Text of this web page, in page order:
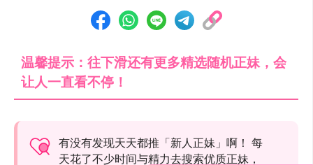
温馨提示：往下滑还有更多精选随机正妹，会
让人一直看不停！
有没有发现天天都推「新人正妹」啊！ 每
天花了不少时间与精力去搜索优质正妹，